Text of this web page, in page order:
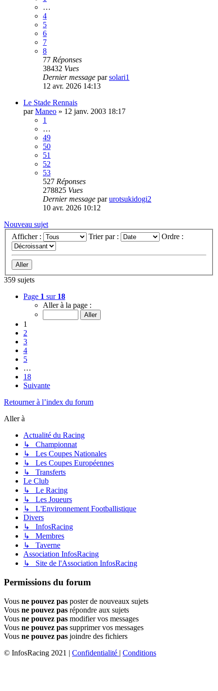
…
4
5
6
7
8
77 Réponses
38432 Vues
Dernier message parsolari1
12 avr. 2026 14:13
Le Stade Rennais
parManeo » 12 janv. 2003 18:17
1
…
49
50
51
52
53
527 Réponses
278825 Vues
Dernier message parurotsukidogi2
10 avr. 2026 10:12
Nouveau sujet
Afficher :
Trier par : Ordre :
359 sujets
Page 1 sur 18
Aller à la page :
1
2
3
4
5
…
18
Suivante
Retourner à l’index du forum
Aller à
Actualité du Racing
↳ Championnat
↳ Les Coupes Nationales
↳ Les Coupes Européennes
↳ Transferts
Le Club
↳ Le Racing
↳ Les Joueurs
↳ L'Environnement Footballistique
Divers
↳ InfosRacing
↳ Membres
↳ Taverne
Association InfosRacing
↳ Site de l'Association InfosRacing
Permissions du forum
Vous ne pouvez pas poster de nouveaux sujets
Vous ne pouvez pas répondre aux sujets
Vous ne pouvez pas modifier vos messages
Vous ne pouvez pas supprimer vos messages
Vous ne pouvez pas joindre des fichiers
© InfosRacing 2021 | Confidentialité | Conditions